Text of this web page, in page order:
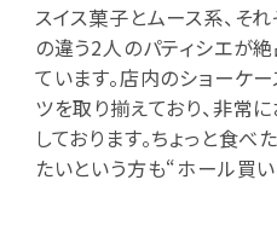
スイス菓子とムース系、そ
の違う2人のパティシエが
ています。店内のショーケ
ツを取り揃えており、非常
しております。ちょっと食
たいという方も“ホール買